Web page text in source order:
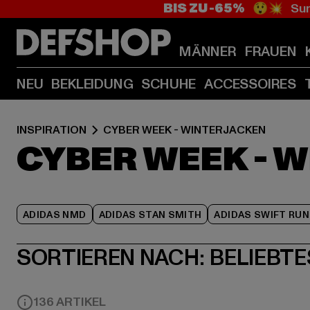
BIS ZU -65% 😲💥
MÄNNER FRAUEN
NEU BEKLEIDUNG SCHUHE ACCESSOIRES
INSPIRATION CYBER WEEK - WINTERJACKEN
CYBER WEEK -
ADIDAS NMD ADIDAS STAN SMITH ADIDAS SWIFT RUN
SORTIEREN NACH:
136 ARTIKEL